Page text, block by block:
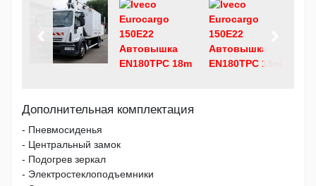
Дополнительная комплектация
- Пневмосиденья
- Центральный замок
- Подогрев зеркал
- Электростеклоподъемники